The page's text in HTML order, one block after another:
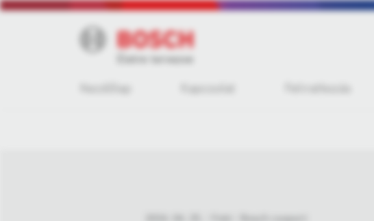
Kezdőlap Kapcsolat